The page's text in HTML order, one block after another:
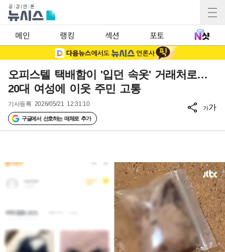
메인 랭킹 섹션 포토
오피스텔 택배함이 '입던 속옷' 거래처로…
20대 여성에 이웃 주민 고통
기사등록 2026/05/21 12:31:10
구글에서 선호하는 매체로 추가
가가